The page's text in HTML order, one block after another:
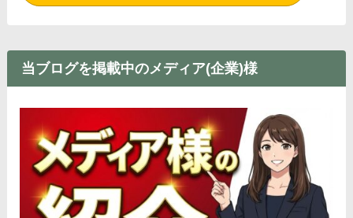
当ブログを掲載中のメディア(企業)様